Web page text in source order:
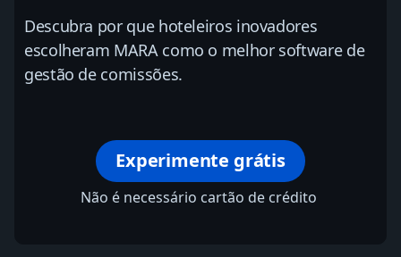
Descubra por que hoteleiros inovadores
escolheram MARA como o melhor software de
gestão de comissões.
Experimente grátis
Não é necessário cartão de crédito